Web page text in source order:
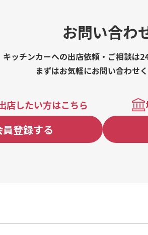
お問い合わ
キッチンカーへの出店依頼・ご相談は
まずはお気軽にお問い合わせく
店したい方はこちら
登録する